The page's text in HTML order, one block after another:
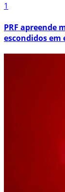
1
PRF apreende
escondidos em